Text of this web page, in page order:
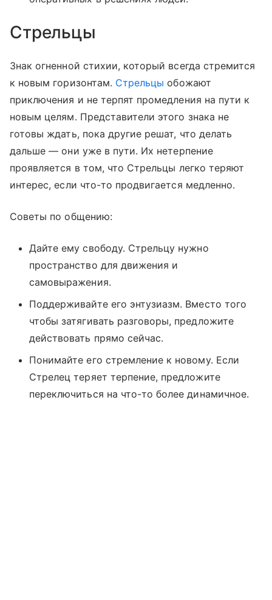
Стрельцы
Знак огненной стихии, который всегда стремится
к новым горизонтам. Стрельцы обожают
приключения и не терпят промедления на пути к
новым целям. Представители этого знака не
готовы ждать, пока другие решат, что делать
дальше — они уже в пути. Их нетерпение
проявляется в том, что Стрельцы легко теряют
интерес, если что-то продвигается медленно.
Советы по общению:
Дайте ему свободу. Стрельцу нужно
пространство для движения и
самовыражения.
Поддерживайте его энтузиазм. Вместо того
чтобы затягивать разговоры, предложите
действовать прямо сейчас.
Понимайте его стремление к новому. Если
Стрелец теряет терпение, предложите
переключиться на что-то более динамичное.